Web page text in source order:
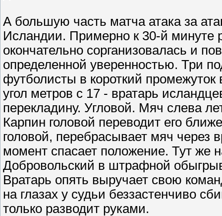
А большую часть матча атака за
Исландии. Примерно к 30-й минуте
окончательно сорганизовалась и
определенной уверенностью. Три
футболисты в короткий
угол метров с 17 - вратарь
перекладину. Угловой. Мяч слева
Карпин головой переводит его
головой, перебрасывает мяч через
момент спасает положение. Тут же
Добровольский в штрафной
Вратарь опять выручает свою
на глазах у судьи беззастенчиво
только разводит руками.